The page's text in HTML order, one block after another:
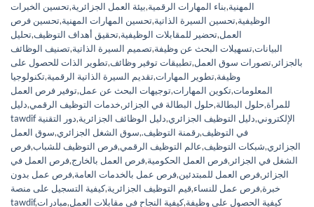
المهنية,بناء المهارات الرقمية,بيئة العمل الجزائرية,تحسين الخبرات
الوظيفية,تحسين السيرة الذاتية,تحسين المهارات المهنية,تحسين فرص
العمل,تحضير للمقابلات الوظيفية,تحقيق أهداف التوظيف,تحليل
البيانات,تسهيلات البحث عن وظيفة,تصميم السيرة الذاتية,تصنيف الوظائف
بالجزائر ,تصورات سوق العمل,تطبيقات توفير وظائف,تطوير الذات للحصول على
وظيفة,تطوير المهارات,تقديم السيرة الذاتية الرقمية,تكنولوجيا
المعلومات,تكوين المهارات,توجيهات البحث عن عمل,توفير فرص العمل
للمرأة,حلول البطالة,حلول البطالة في الجزائر ,خدمات التوظيف الرقمي,دليل
tawdif الإلكتروني,دليل التوظيف الجزائري,دليل الوظائف الجزائرية,دور التقنية
في التوظيف,رقمنة التوظيف.,سوق الشغل الجزائري,سوق العمل
الجزائري,شبكات التوظيف,عالم التوظيف الرقمي,فرص التوظيف للشباب,فرص
الشغل في الجزائر ,فرص العمل الحكومية,فرص العمل بالخارج,فرص العمل في
الجزائر ,فرص العمل للمبتدئين,فرص عمل بالخدمات العامة,فرص عمل بدون
خبرة,فرص عمل للنساء,قيم التوظيف الجزائرية,كيفية التسجيل على منصة
tawdif, كيفية الحصول على وظيفة,كيفية النجاح في مقابلات العمل,مبادرات